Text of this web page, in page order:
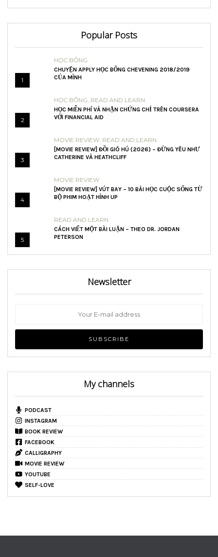
Popular Posts
1
HỌC BỔNG
CHUYỆN APPLY HỌC BỔNG CHEVENING 2018/2019
CỦA MÌNH
2
HỌC BỔNG READ AND LEARN
HỌC MIỄN PHÍ VÀ NHẬN CHỨNG CHỈ TRÊN COURSERA
VỚI FINANCIAL AID
3
MOVIE REVIEW READ AND LEARN
[MOVIE REVIEW] ĐỒI GIÓ HÚ (2026) – ĐỪNG YÊU NHƯ
CATHERINE VÀ HEATHCLIFF
4
MOVIE REVIEW
[MOVIE REVIEW] VÚT BAY – 10 BÀI HỌC CUỘC SỐNG TỪ
BỘ PHIM HOẠT HÌNH UP
5
READ AND LEARN
CÁCH VIẾT MỘT BÀI LUẬN – THEO DR. JORDAN
PETERSON
Newsletter
My channels
PODCAST
INSTAGRAM
BOOK REVIEW
FACEBOOK
CALLIGRAPHY
MOVIE REVIEW
YOUTUBE
SELF-LOVE